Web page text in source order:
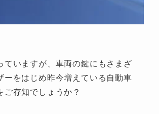
ていますが、車両の鍵にもさまざ
ーをはじめ昨今増えている自動車
存知でしょうか？